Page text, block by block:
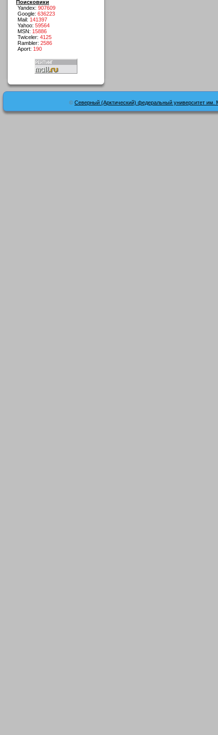
Поисковики
Yandex: 907609
Google: 636223
Mail: 141397
Yahoo: 59564
MSN: 15886
Twiceler: 4125
Rambler: 2586
Aport: 190
© Северный (Арктический) федеральный университет